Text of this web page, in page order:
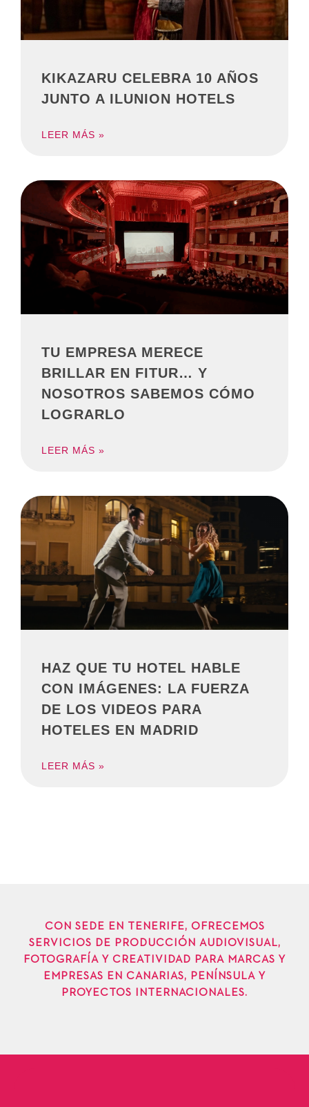
KIKAZARU CELEBRA 10 AÑOS
JUNTO A ILUNION HOTELS
LEER MÁS »
TU EMPRESA MERECE
BRILLAR EN FITUR… Y
NOSOTROS SABEMOS CÓMO
LOGRARLO
LEER MÁS »
HAZ QUE TU HOTEL HABLE
CON IMÁGENES: LA FUERZA
DE LOS VIDEOS PARA
HOTELES EN MADRID
LEER MÁS »
CON SEDE EN TENERIFE, OFRECEMOS
SERVICIOS DE PRODUCCIÓN AUDIOVISUAL,
FOTOGRAFÍA Y CREATIVIDAD PARA MARCAS Y
EMPRESAS EN CANARIAS, PENÍNSULA Y
PROYECTOS INTERNACIONALES.